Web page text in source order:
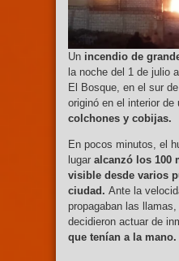
Un incendio de
la noche del 1 de julio
El Bosque, en el sur de
originó en el interior de
colchones y cobijas.
En pocos minutos, el
lugar alcanzó los 100
visible desde varios
ciudad. Ante la
propagaban las
decidieron actuar de
que tenían a la mano.